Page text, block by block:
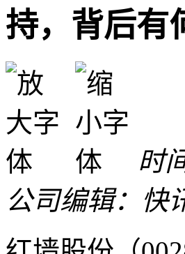
持，背后有
时
公司编辑：快